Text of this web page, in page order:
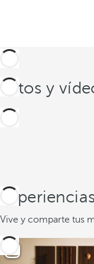
Fotos y
Vive y comparte tus